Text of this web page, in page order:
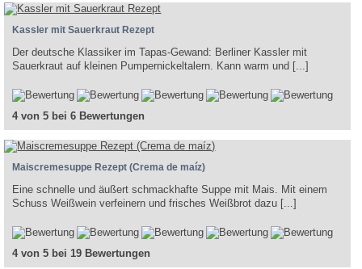
Kassler mit Sauerkraut Rezept
Der deutsche Klassiker im Tapas-Gewand: Berliner Kassler mit
Sauerkraut auf kleinen Pumpernickeltalern. Kann warm und [...]
4 von 5 bei 6 Bewertungen
Maiscremesuppe Rezept (Crema de maíz)
Eine schnelle und äußert schmackhafte Suppe mit Mais. Mit einem
Schuss Weißwein verfeinern und frisches Weißbrot dazu [...]
4 von 5 bei 19 Bewertungen